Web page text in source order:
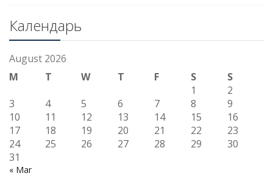
Календарь
August 2026
M
T W T F S
S
1
2
3
4 5 6 7 8
9
10
11 12 13 14 15
16
17
18 19 20 21 22
23
24
25 26 27 28 29
30
31
« Mar